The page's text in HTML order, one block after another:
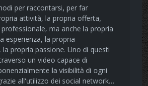
per raccontarsi, per far
attività, la propria offerta,
ma anche la propria
esperienza, la propria
propria passione. Uno di questi
un video capace di
la visibilità di ogni
all'utilizzo dei social network…